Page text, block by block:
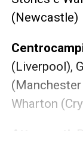
(Newcastle)
(Liverpool),
(Manchester
Wharton